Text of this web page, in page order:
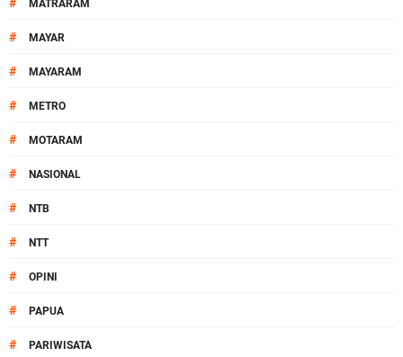
MATRARAM
# MAYAR
# MAYARAM
# METRO
# MOTARAM
# NASIONAL
# NTB
# NTT
# OPINI
# PAPUA
# PARIWISATA